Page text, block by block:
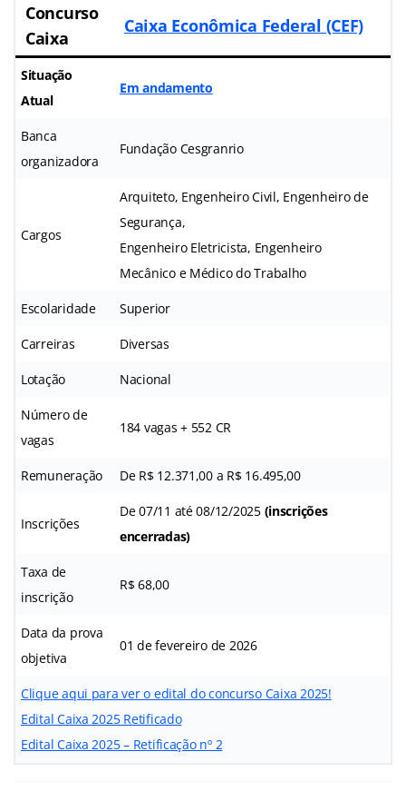
Concurso
Caixa
Caixa Econômica Federal (CEF)
Situação
Atual
Em andamento
Banca
organizadora
Fundação Cesgranrio
Cargos
Arquiteto, Engenheiro Civil, Engenheiro de
Segurança,
Engenheiro Eletricista, Engenheiro
Mecânico e Médico do Trabalho
Escolaridade Superior
Carreiras Diversas
Lotação Nacional
Número de
vagas
184 vagas + 552 CR
Remuneração De R$ 12.371,00 a R$ 16.495,00
Inscrições
De 07/11 até 08/12/2025 (inscrições
encerradas)
Taxa de
inscrição
R$ 68,00
Data da prova
objetiva
01 de fevereiro de 2026
Clique aqui para ver o edital do concurso Caixa 2025!
Edital Caixa 2025 Retificado
Edital Caixa 2025 – Retificação nº 2